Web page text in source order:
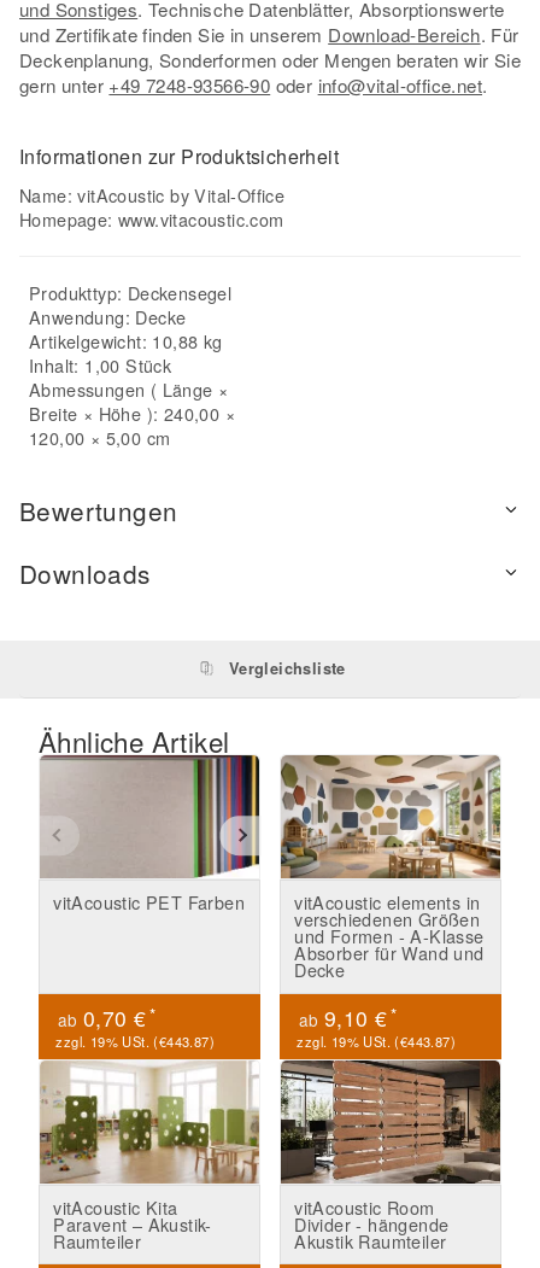
und Sonstiges. Technische Datenblätter, Absorptionswerte
und Zertifikate finden Sie in unserem Download-Bereich. Für
Deckenplanung, Sonderformen oder Mengen beraten wir Sie
gern unter +49 7248-93566-90 oder info@vital-office.net.
Informationen zur Produktsicherheit
Name: vitAcoustic by Vital-Office
Homepage:www.vitacoustic.com
Produkttyp: Deckensegel
Anwendung: Decke
Artikelgewicht: 10,88 kg
Inhalt: 1,00 Stück
Abmessungen ( Länge ×
Breite × Höhe ): 240,00 ×
120,00 × 5,00 cm
Bewertungen
Downloads
Vergleichsliste
Ähnliche Artikel
vitAcoustic PET Farben
ab 0,70 €*
zzgl. 19% USt. (€443.87)
vitAcoustic elements in
verschiedenen Größen
und Formen - A-Klasse
Absorber für Wand und
Decke
ab 9,10 €*
zzgl. 19% USt. (€443.87)
vitAcoustic Kita
Paravent – Akustik-
Raumteiler
vitAcoustic Room
Divider - hängende
Akustik Raumteiler